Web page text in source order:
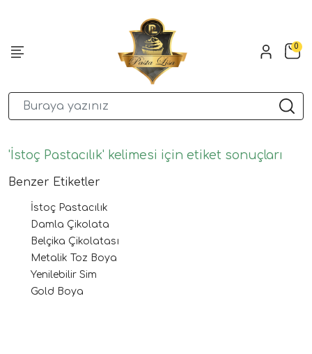
0
'İstoç Pastacılık' kelimesi için etiket sonuçları
Benzer Etiketler
İstoç Pastacılık
Damla Çikolata
Belçika Çikolatası
Metalik Toz Boya
Yenilebilir Sim
Gold Boya